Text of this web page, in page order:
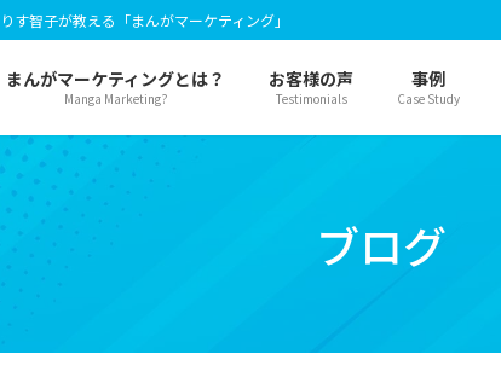
す智子が教える「まんがマーケティング」
まんがマーケティングとは？
Manga Marketing?
お客様の声
Testimonials
事例
Case Study
ブログ